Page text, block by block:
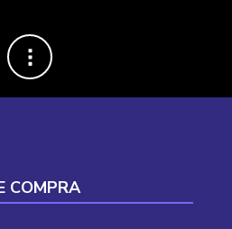
COMPRA